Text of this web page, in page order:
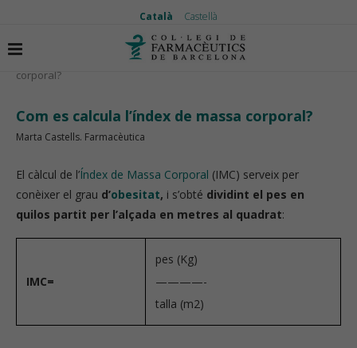
Català Castellà
Inici Vida saludable
Com es calcula l’índex de massa
corporal?
Com es calcula l’índex de massa corporal?
Marta Castells. Farmacèutica
El càlcul de l’Índex de Massa Corporal (IMC) serveix per
conèixer el grau d’obesitat, i s’obté dividint el pes en
quilos partit per l’alçada en metres al quadrat:
IMC=
pes (Kg)
————-
talla (m2)